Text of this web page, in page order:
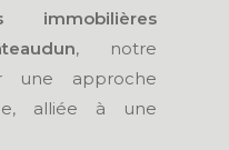
immobilières
, notre
une approche
alliée à une